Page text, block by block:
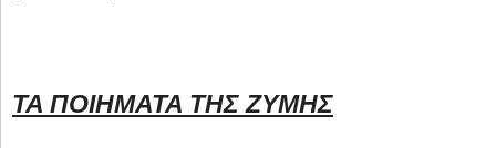
ΤΑ ΠΟΙΗΜΑΤΑ ΤΗΣ ΖΥΜΗΣ